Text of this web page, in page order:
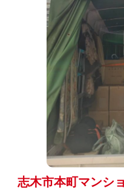
志木市本町マンシ